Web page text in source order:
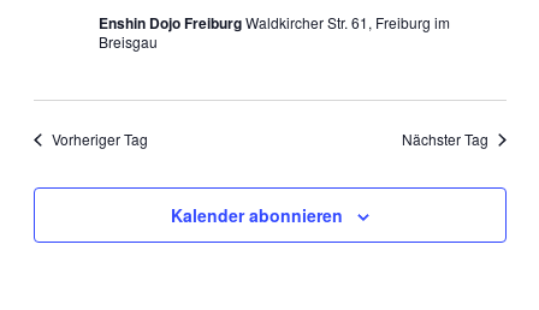
Enshin Dojo FreiburgWaldkircher Str. 61, Freiburg im
Breisgau
Vorheriger Tag Nächster Tag
Kalender abonnieren